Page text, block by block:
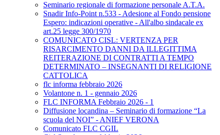
Seminario regionale di formazione personale A.T.A.
Snadir Info-Point n.533 - Adesione al Fondo pensione
Espero: indicazioni operative - All'albo sindacale ex
art.25 legge 300/1970
COMUNICATO CISL: VERTENZA PER
RISARCIMENTO DANNI DA ILLEGITTIMA
REITERAZIONE DI CONTRATTI A TEMPO
DETERMINATO – INSEGNANTI DI RELIGIONE
CATTOLICA
flc informa febbraio 2026
Volantone n. 1 - gennaio 2026
FLC INFORMA Febbraio 2026 - 1
Diffusione locandina – Seminario di formazione “La
scuola del NOI” - ANIEF VERONA
Comunicato FLC CGIL